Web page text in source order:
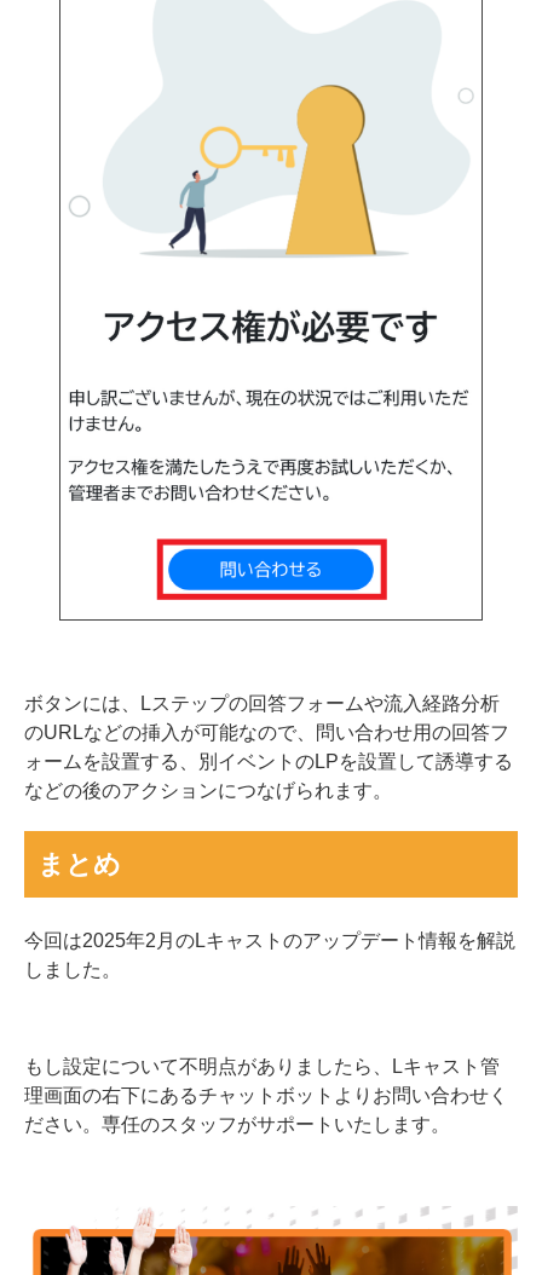
ボタンには、Lステップの回答フォームや流入経路分析
のURLなどの挿入が可能なので、問い合わせ用の回答フ
ォームを設置する、別イベントのLPを設置して誘導する
などの後のアクションにつなげられます。
まとめ
今回は2025年2月のLキャストのアップデート情報を解説
しました。
もし設定について不明点がありましたら、Lキャスト管
理画面の右下にあるチャットボットよりお問い合わせく
ださい。専任のスタッフがサポートいたします。